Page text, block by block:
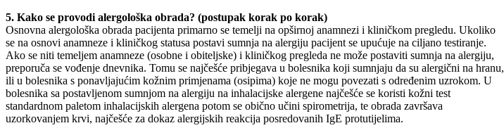
5. Kako se provodi alergološka obrada? (postupak korak po korak)
Osnovna alergološka obrada pacijenta primarno se temelji na opširnoj anamnezi i kliničkom pregledu. Ukoliko
se na osnovi anamneze i kliničkog statusa postavi sumnja na alergiju pacijent se upućuje na ciljano testiranje.
Ako se niti temeljem anamneze (osobne i obiteljske) i kliničkog pregleda ne može postaviti sumnja na alergiju,
preporuča se vođenje dnevnika. Tomu se najčešće pribjegava u bolesnika koji sumnjaju da su alergični na hranu,
ili u bolesnika s ponavljajućim kožnim primjenama (osipima) koje ne mogu povezati s određenim uzrokom. U
bolesnika sa postavljenom sumnjom na alergiju na inhalacijske alergene najčešće se koristi kožni test
standardnom paletom inhalacijskih alergena potom se obično učini spirometrija, te obrada završava
uzorkovanjem krvi, najčešće za dokaz alergijskih reakcija posredovanih IgE protutijelima.